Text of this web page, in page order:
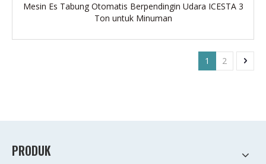
Mesin Es Tabung Otomatis Berpendingin Udara ICESTA 3
Ton untuk Minuman
1 2
PRODUK